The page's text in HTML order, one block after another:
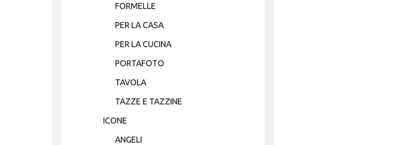
FORMELLE
PER LA CASA
PER LA CUCINA
PORTAFOTO
TAVOLA
TAZZE E TAZZINE
ICONE
ANGELI